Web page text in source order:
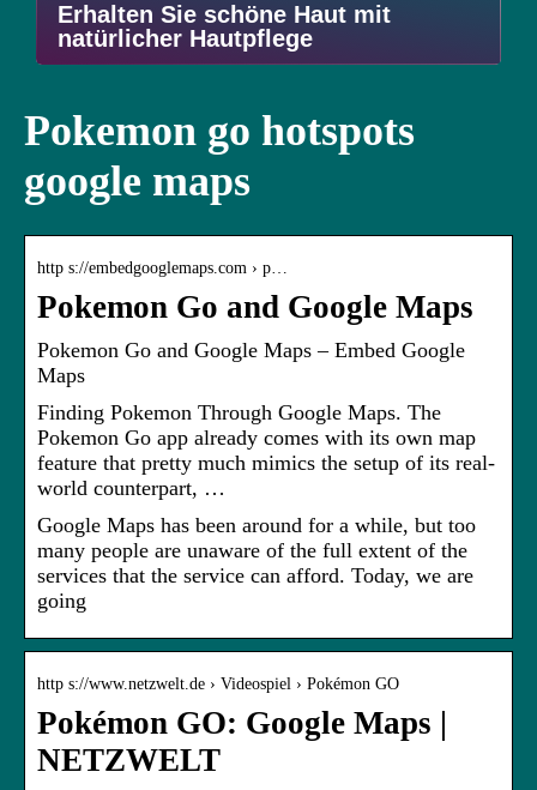
Erhalten Sie schöne Haut mit
natürlicher Hautpflege
Pokemon go hotspots
google maps
http s://embedgooglemaps.com › p…
Pokemon Go and Google Maps
Pokemon Go and Google Maps – Embed Google
Maps
Finding Pokemon Through Google Maps. The
Pokemon Go app already comes with its own map
feature that pretty much mimics the setup of its real-
world counterpart, …
Google Maps has been around for a while, but too
many people are unaware of the full extent of the
services that the service can afford. Today, we are
going
http s://www.netzwelt.de › Videospiel › Pokémon GO
Pokémon GO: Google Maps |
NETZWELT